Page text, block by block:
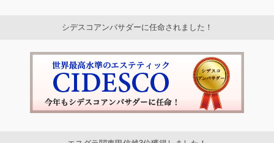
シデスコアンバサダーに任命されました！